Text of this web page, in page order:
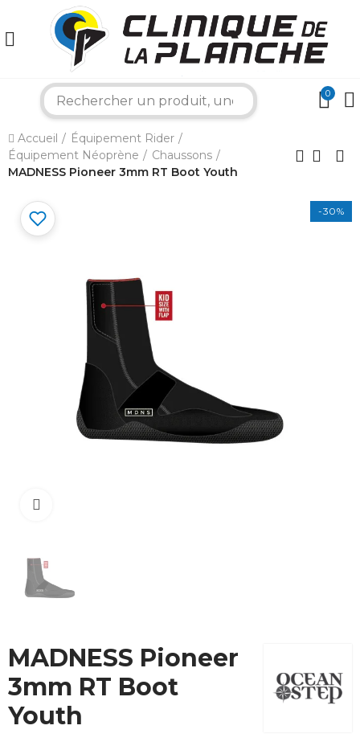
0
Accueil
Équipement Rider
Équipement Néoprène
Chaussons
MADNESS Pioneer 3mm RT Boot Youth
-30%
MADNESS Pioneer
3mm RT Boot
Youth
Bonjour ! Je suis votre expert nautique.